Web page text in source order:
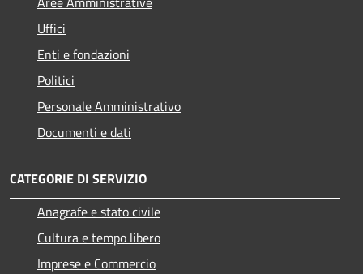
Uffici
Enti e fondazioni
Politici
Personale Amministrativo
Documenti e dati
CATEGORIE DI SERVIZIO
Anagrafe e stato civile
Cultura e tempo libero
Imprese e Commercio